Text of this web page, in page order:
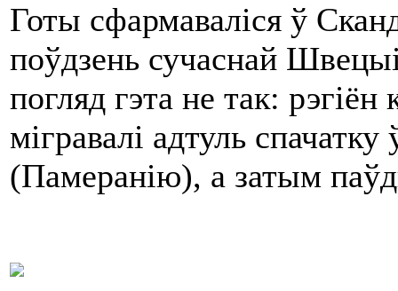
Готы сфармаваліся ў
поўдзень сучаснай
погляд гэта не так:
мігравалі адтуль
(Памеранію), а затым